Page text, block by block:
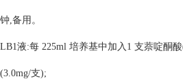
钟,备用。
LB1液:每 225ml 培养基中加入1 支萘啶酮
(3.0mg/支);